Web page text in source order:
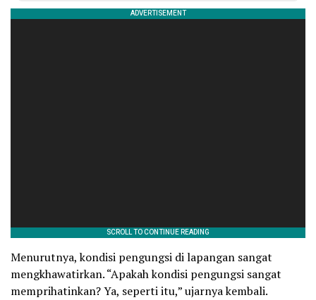
Menurutnya, kondisi pengungsi di lapangan sangat
mengkhawatirkan. “Apakah kondisi pengungsi sangat
memprihatinkan? Ya, seperti itu,” ujarnya kembali.